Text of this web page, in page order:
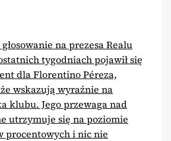
na prezesa Realu
tygodniach pojawił się
dla Florentino Péreza,
wskazują wyraźnie na
klubu. Jego przewaga nad
utrzymuje się na poziomie
procentowych i nic nie